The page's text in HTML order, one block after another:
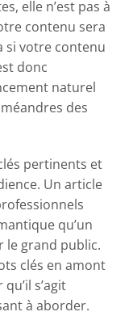
elle n’est pas à
contenu sera
si votre contenu
donc
naturel
des
pertinents et
Un article
qu’un
le grand public.
clés en amont
s’agit
à aborder.